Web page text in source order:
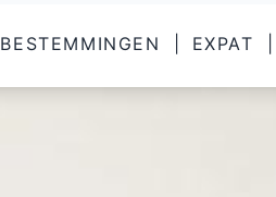
BESTEMMINGEN EXPAT